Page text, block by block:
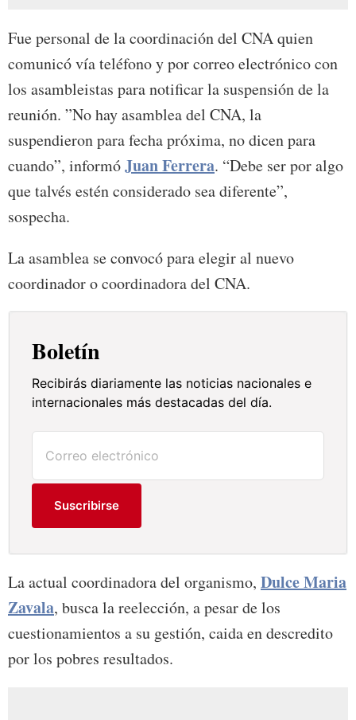
Fue personal de la coordinación del CNA quien
comunicó vía teléfono y por correo electrónico con
los asambleistas para notificar la suspensión de la
reunión. ”No hay asamblea del CNA, la
suspendieron para fecha próxima, no dicen para
cuando”, informóJuan Ferrera. “Debe ser por algo
que talvés estén considerado sea diferente”,
sospecha.
La asamblea se convocó para elegir al nuevo
coordinador o coordinadora del CNA.
Boletín
Recibirás diariamente las noticias nacionales e
internacionales más destacadas del día.
Suscribirse
La actual coordinadora del organismo, Dulce Maria
Zavala, busca la reelección, a pesar de los
cuestionamientos a su gestión, caida en descredito
por los pobres resultados.